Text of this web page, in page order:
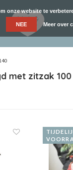
met zitzak 100
onze website te
NEE Meer over